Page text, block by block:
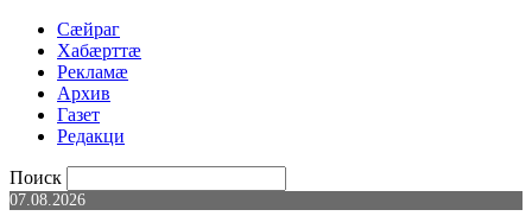
Сæйраг
Хабæрттæ
Рекламæ
Архив
Газет
Редакци
Поиск
07.08.2026